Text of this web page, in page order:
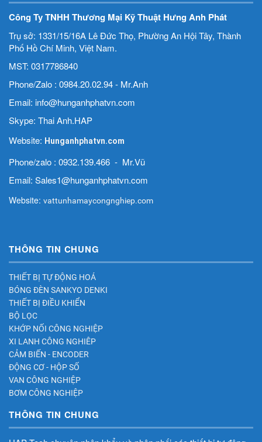
Công Ty TNHH Thương Mại Kỹ Thuật Hưng Anh Phát
Trụ sở: 1331/15/16A Lê Đức Thọ, Phường An Hội Tây, Thành
Phố Hồ Chí Minh, Việt Nam.
MST: 0317786840
Phone/Zalo : 0984.20.02.94 - Mr.Anh
Email: info@hunganhphatvn.com
Skype: Thai Anh.HAP
Website: Hunganhphatvn.com
Phone/zalo : 0932.139.466 - Mr.Vũ
Email: Sales1@hunganhphatvn.com
Website: vattunhamaycongnghiep.com
THÔNG TIN CHUNG
THIẾT BỊ TỰ ĐỘNG HOÁ
BÓNG ĐÈN SANKYO DENKI
THIẾT BỊ ĐIỀU KHIỂN
BỘ LỌC
KHỚP NỐI CÔNG NGHIỆP
XI LANH CÔNG NGHIÊP
CẢM BIẾN - ENCODER
ĐỘNG CƠ - HỘP SỐ
VAN CÔNG NGHIỆP
BƠM CÔNG NGHIỆP
THÔNG TIN CHUNG